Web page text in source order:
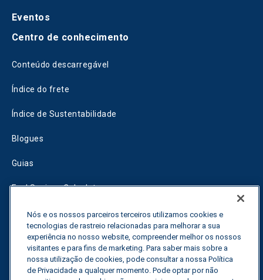
Eventos
Centro de conhecimento
Conteúdo descarregável
Índice do frete
Índice de Sustentabilidade
Blogues
Guias
Fuel Savings Calculator
Calculadora de otimização do transporte
Rastreador de tarifas
Contactar-nos
Nós e os nossos parceiros terceiros utilizamos cookies e
tecnologias de rastreio relacionadas para melhorar a sua
experiência no nosso website, compreender melhor os nossos
visitantes e para fins de marketing. Para saber mais sobre a
nossa utilização de cookies, pode consultar a nossa Política
de Privacidade a qualquer momento. Pode optar por não